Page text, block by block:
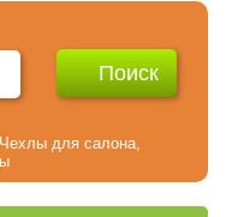
Чехлы для салона